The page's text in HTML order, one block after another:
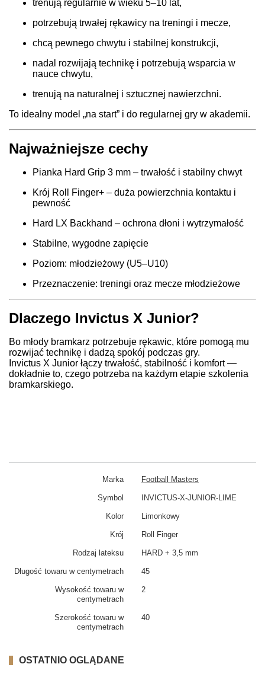
trenują regularnie w wieku 5–10 lat,
potrzebują trwałej rękawicy na treningi i mecze,
chcą pewnego chwytu i stabilnej konstrukcji,
nadal rozwijają technikę i potrzebują wsparcia w
nauce chwytu,
trenują na naturalnej i sztucznej nawierzchni.
To idealny model „na start” i do regularnej gry w akademii.
Najważniejsze cechy
Pianka Hard Grip 3 mm – trwałość i stabilny chwyt
Krój Roll Finger+ – duża powierzchnia kontaktu i
pewność
Hard LX Backhand – ochrona dłoni i wytrzymałość
Stabilne, wygodne zapięcie
Poziom: młodzieżowy (U5–U10)
Przeznaczenie: treningi oraz mecze młodzieżowe
Dlaczego Invictus X Junior?
Bo młody bramkarz potrzebuje rękawic, które pomogą mu
rozwijać technikę i dadzą spokój podczas gry.
Invictus X Junior łączy trwałość, stabilność i komfort —
dokładnie to, czego potrzeba na każdym etapie szkolenia
bramkarskiego.
Marka Football Masters
Symbol INVICTUS-X-JUNIOR-LIME
Kolor Limonkowy
Krój Roll Finger
Rodzaj lateksu HARD + 3,5 mm
Długość towaru w centymetrach 45
Wysokość towaru w
centymetrach
2
Szerokość towaru w
centymetrach
40
OSTATNIO OGLĄDANE